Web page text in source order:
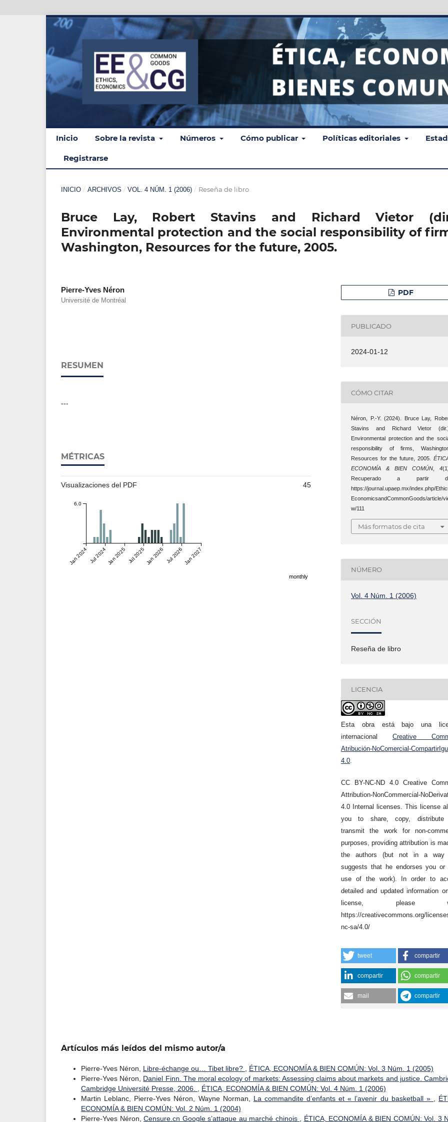
Inicio Sobre la revista Números Cómo publicar Políticas editoriales
Registrarse
INICIO / ARCHIVOS / VOL. 4 NÚM. 1 (2006) / Reseña de libro
Bruce Lay, Robert Stavins and Richard Vietor
Environmental protection and the social responsibility of
Washington, Resources for the future, 2005.
Pierre-Yves Néron
Université de Montréal
RESUMEN
---
MÉTRICAS
Visualizaciones del PDF 45
Jan 2024Jul 2024Jan 2025Jul 2025Jan 2026Jul 2026Jan 2027
6.0
monthly
PDF
PUBLICADO
2024-01-12
CÓMO CITAR
Néron, P.-Y. (2024). Bruce Lay,
Stavins and Richard Vietor
Environmental protection and the
responsibility of firms,
Resources for the future, 2005.
ECONOMÍA & BIEN COMÚN
4
Recuperado a partir
https://journal.upaep.mx/index.php/
EconomicsandCommonGoods/article/
w/111
Más formatos de cita
NÚMERO
Vol. 4 Núm. 1 (2006)
SECCIÓN
Reseña de libro
LICENCIA
Esta obra está bajo una
internacional Creative
Atribución-NoComercial-
4.0
CC BY-NC-ND 4.0 Creative
Attribution-NonCommercial-
4.0 Internal licenses. This license
you to share, copy, distribute
transmit the work for non-
purposes, providing attribution is
the authors (but not in a way
suggests that he endorses you or
use of the work). In order to
detailed and updated information
license, please
https://creativecommons.org/
nc-sa/4.0/
tweet compartir
compartir compartir
mail compartir
Artículos más leídos del mismo autor/a
Pierre-Yves Néron, Libre-échange ou… Tibet libre?
ÉTICA, ECONOMÍA & BIEN COMÚN: Vol. 3 Núm. 1 (2005)
Pierre-Yves Néron, Daniel Finn. The moral ecology of markets: Assessing claims about markets and justice.
Cambridge Université Presse, 2006.
ÉTICA, ECONOMÍA & BIEN COMÚN: Vol. 4 Núm. 1 (2006)
Martin Leblanc, Pierre-Yves Néron, Wayne Norman, La commandite d’enfants et « l’avenir du basketball »
ECONOMÍA & BIEN COMÚN: Vol. 2 Núm. 1 (2004)
Pierre-Yves Néron, Censure.cn Google s’attaque au marché chinois ÉTICA, ECONOMÍA & BIEN COMÚN: Vol. 3